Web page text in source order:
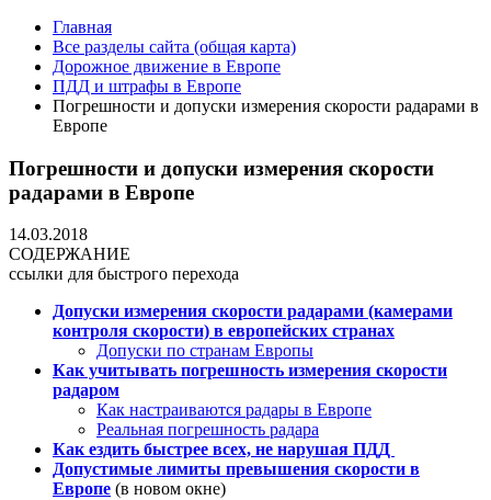
Главная
Все разделы сайта (общая карта)
Дорожное движение в Европе
ПДД и штрафы в Европе
Погрешности и допуски измерения скорости радарами в
Европе
Погрешности и допуски измерения скорости
радарами в Европе
14.03.2018
СОДЕРЖАНИЕ
ссылки для быстрого перехода
Допуски измерения скорости радарами (камерами
контроля скорости) в европейских странах
Допуски по странам Европы
Как учитывать погрешность измерения скорости
радаром
Как настраиваются радары в Европе
Реальная погрешность радара
Как ездить быстрее всех, не нарушая ПДД
Допустимые лимиты превышения скорости в
Европе (в новом окне)